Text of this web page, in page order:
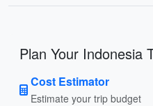
Plan Your Indonesia
Cost Estimator
Estimate your trip budget